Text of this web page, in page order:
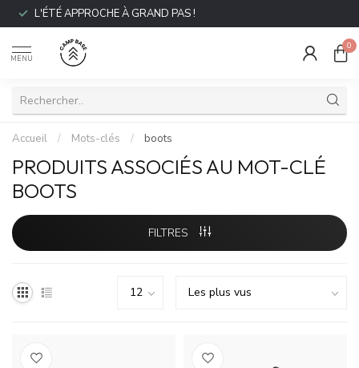
L'ÉTÉ APPROCHE À GRAND PAS !
MENU
0
Accueil / Mots-clés / boots
PRODUITS ASSOCIÉS AU MOT-CLÉ
BOOTS
FILTRES